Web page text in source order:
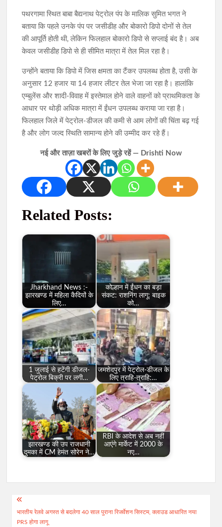
पथरगामा स्थित बाबा बैद्यनाथ पेट्रोल पंप के मालिक सुमित भगत ने
बताया कि पहले उनके पंप पर जसीडीह और बोकारो डिपो दोनों से तेल
की आपूर्ति होती थी, लेकिन फिलहाल बोकारो डिपो से सप्लाई बंद है। अब
केवल जसीडीह डिपो से ही सीमित मात्रा में तेल मिल रहा है।
उन्होंने बताया कि डिपो में जिस क्षमता का टैंकर उपलब्ध होता है, उसी के
अनुसार 12 हजार या 14 हजार लीटर तेल भेजा जा रहा है। हालांकि
एम्बुलेंस और शादी-विवाह में इस्तेमाल होने वाले वाहनों को प्राथमिकता के
आधार पर थोड़ी अधिक मात्रा में ईंधन उपलब्ध कराया जा रहा है।
फिलहाल जिले में पेट्रोल-डीजल की कमी से आम लोगों की चिंता बढ़ गई
है और लोग जल्द स्थिति सामान्य होने की उम्मीद कर रहे हैं।
नई और ताज़ा खबरों के लिए जुड़े रहें — Drishti Now
Related Posts:
Jharkhand News :-
झारखण्ड में महिला कैदियों के
लिए…
कोल्हान में ईंधन का बड़ा
संकट: राशनिंग लागू: बाइक
को…
1 जुलाई से हटेंगी डीजल-
पेट्रोल बिक्री पर लगी…
जमशेदपुर में पेट्रोल-डीजल के
लिए त्राहि-त्राहि:…
झारखण्ड की उप राजधानी
दुमका में CM हेमंत सोरेन ने…
RBI के आदेश से अब नहीं
आएंगे मार्केट में 2000 के
नए…
Post
navigation
भारतीय रेलवे अगस्त से बदलेगा 40 साल पुराना रिजर्वेशन सिस्टम, क्लाउड आधारित नया
PRS होगा लागू